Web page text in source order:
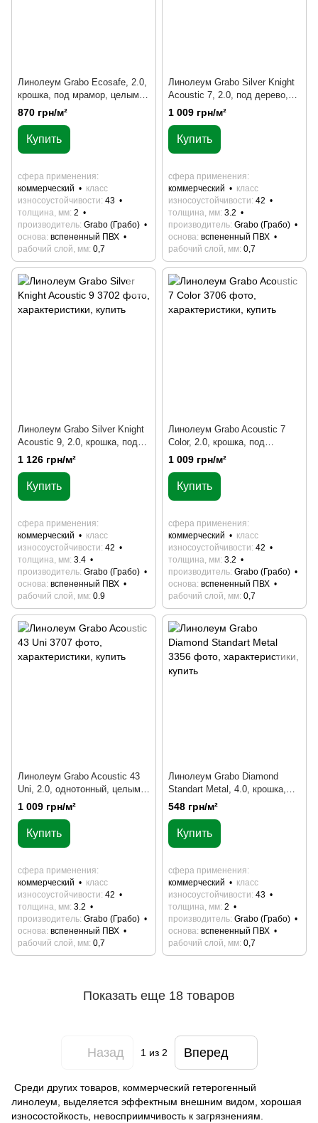
Линолеум Grabo Ecosafe, 2.0,
крошка, под мрамор, целым
рулоном
870 грн/м²
Купить
сфера применения
коммерческий
класс
износоустойчивости 43
толщина, мм 2
производитель Grabo (Грабо)
основа вспененный ПВХ
рабочий слой, мм 0,7
Линолеум Grabo Silver Knight
Acoustic 7, 2.0, под дерево,
крошка, под мрамор, целым
рулоном
1 009 грн/м²
Купить
сфера применения
коммерческий
класс
износоустойчивости 42
толщина, мм 3.2
производитель Grabo (Грабо)
основа вспененный ПВХ
рабочий слой, мм 0,7
Линолеум Grabo Silver Knight
Acoustic 9, 2.0, крошка, под
мрамор, целым рулоном
1 126 грн/м²
Купить
сфера применения
коммерческий
класс
износоустойчивости 42
толщина, мм 3.4
производитель Grabo (Грабо)
основа вспененный ПВХ
рабочий слой, мм 0.9
Линолеум Grabo Acoustic 7
Color, 2.0, крошка, под
мрамор, абстракция, целым
рулоном
1 009 грн/м²
Купить
сфера применения
коммерческий
класс
износоустойчивости 42
толщина, мм 3.2
производитель Grabo (Грабо)
основа вспененный ПВХ
рабочий слой, мм 0,7
Линолеум Grabo Acoustic 43
Uni, 2.0, однотонный, целым
рулоном
1 009 грн/м²
Купить
сфера применения
коммерческий
класс
износоустойчивости 42
толщина, мм 3.2
производитель Grabo (Грабо)
основа вспененный ПВХ
рабочий слой, мм 0,7
Линолеум Grabo Diamond
Standart Metal, 4.0, крошка,
под мрамор, целым рулоном
548 грн/м²
Купить
сфера применения
коммерческий
класс
износоустойчивости 43
толщина, мм 2
производитель Grabo (Грабо)
основа вспененный ПВХ
рабочий слой, мм 0,7
Показать еще 18 товаров
Назад 1из 2 Вперед
Среди других товаров, коммерческий гетерогенный
линолеум, выделяется эффектным внешним видом, хорошая
износостойкость, невосприимчивость к загрязнениям.